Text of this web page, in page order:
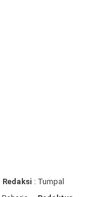
: Tumpal